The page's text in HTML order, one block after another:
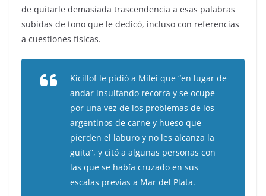
de quitarle demasiada trascendencia a esas palabras
subidas de tono que le dedicó, incluso con referencias
a cuestiones físicas.
Kicillof le pidió a Milei que “en lugar de
andar insultando recorra y se ocupe
por una vez de los problemas de los
argentinos de carne y hueso que
pierden el laburo y no les alcanza la
guita”, y citó a algunas personas con
las que se había cruzado en sus
escalas previas a Mar del Plata.